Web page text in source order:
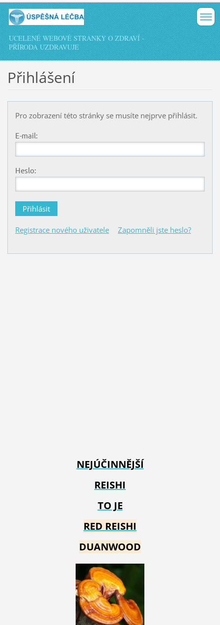
UCELENÉ WEBOVÉ STRÁNKY O ZDRAVÍ -
PŘÍRODA UZDRAVUJE
Přihlášení
Pro zobrazení této stránky se musíte nejprve přihlásit.
E-mail:
Heslo:
Registrace nového uživatele Zapomněli jste heslo?
NEJÚČINNĚJŠÍ
REISHI
TO JE
RED REISHI
DUANWOOD